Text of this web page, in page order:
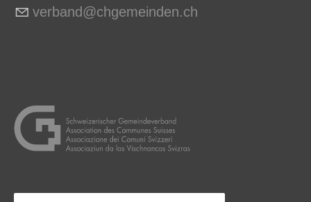
v rb nd chg m nd n ch